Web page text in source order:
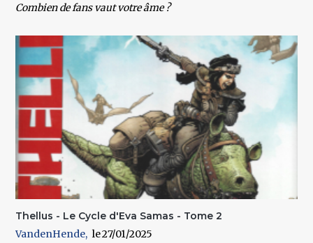
Combien de fans vaut votre âme ?
Thellus - Le Cycle d'Eva Samas - Tome 2
VandenHende
27/01/2025